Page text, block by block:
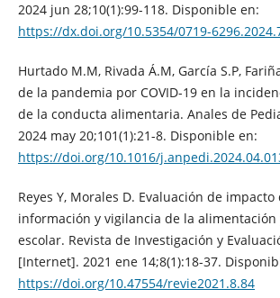
2024 jun 28;10(1):99-118. Disponible en:
https://dx.doi.org/10.5354/0719-
Hurtado M.M, Rivada Á.M, García S.P,
de la pandemia por COVID-19 en la
de la conducta alimentaria. Anales de
2024 may 20;101(1):21-8. Disponible en:
https://doi.org/10.1016/
Reyes Y, Morales D. Evaluación de
información y vigilancia de la
escolar. Revista de Investigación y
[Internet]. 2021 ene 14;8(1):18-37.
https://doi.org/10.47554/revie2021.8.84